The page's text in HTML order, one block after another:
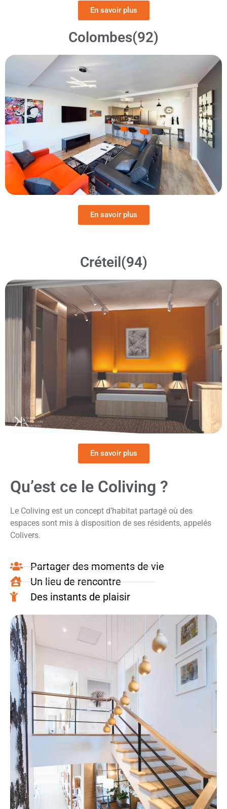
En savoir plus
Colombes(92)
En savoir plus
Créteil(94)
En savoir plus
Qu’est ce le Coliving ?
Le Coliving est un concept d’habitat partagé où des
espaces sont mis à disposition de ses résidents, appelés
Colivers.
Partager des moments de vie
Un lieu de rencontre
Des instants de plaisir